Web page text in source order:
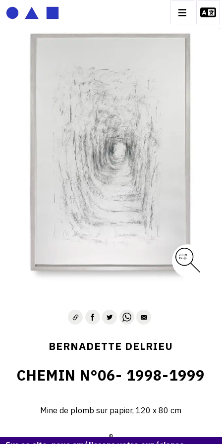
BERNADETTE DELRIEU
BIOGRAPHIE
CATALOGUE DES OEUVRES
ECRITURE DE LUMIÈRE
PHOTO / PEINTURE
TÉNÈBRES ET LUMIÈRE
CONTACT
BERNADETTE DELRIEU
CHEMIN N°06- 1998-1999
Mine de plomb sur papier, 120 x 80 cm
©